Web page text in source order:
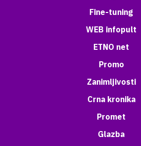
Fine-tuning
WEB infopult
ETNO net
Promo
Zanimljivosti
Crna kronika
Promet
Glazba